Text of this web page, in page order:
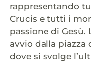
rappresentando
Crucis e tutti i
passione di Gesù.
avvio dalla piazza
dove si svolge